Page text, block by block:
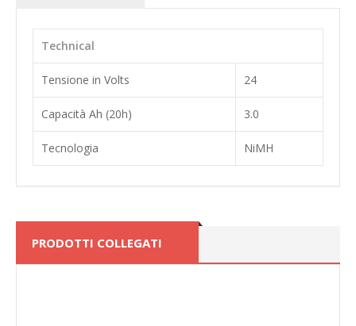
Technical
Tensione in Volts 24
Capacità Ah (20h) 3.0
Tecnologia NiMH
PRODOTTI COLLEGATI